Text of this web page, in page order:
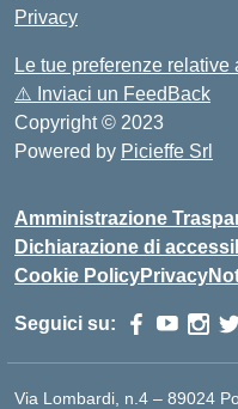
Privacy
Le tue preferenze relative
⚠️ Inviaci un FeedBack
Copyright © 2023
Powered by Picieffe Srl
Amministrazione
Dichiarazione di
Cookie PolicyPrivacy
Seguici su:
Via Lombardi, n.4 – 89024